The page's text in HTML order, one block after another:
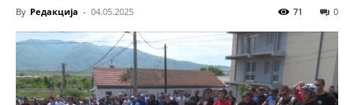
By Редакција - 04.05.2025 0
71